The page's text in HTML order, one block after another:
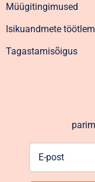
Müügitingimused
Isikuandmete
Tagastamisõigus